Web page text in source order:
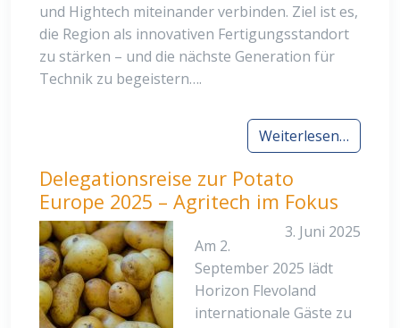
und Hightech miteinander verbinden. Ziel ist es,
die Region als innovativen Fertigungsstandort
zu stärken – und die nächste Generation für
Technik zu begeistern….
Weiterlesen…
Delegationsreise zur Potato
Europe 2025 – Agritech im Fokus
3. Juni 2025
Am 2.
September 2025 lädt
Horizon Flevoland
internationale Gäste zu